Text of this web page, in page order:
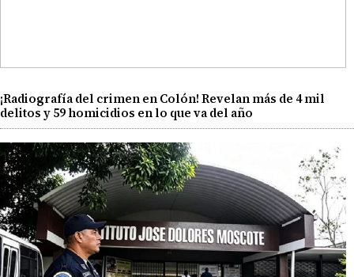
¡Radiografía del crimen en Colón! Revelan más de 4 mil
delitos y 59 homicidios en lo que va del año